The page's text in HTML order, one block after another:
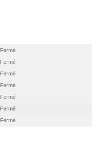
Fermé
Fermé
Fermé
Fermé
Fermé
Fermé
Fermé